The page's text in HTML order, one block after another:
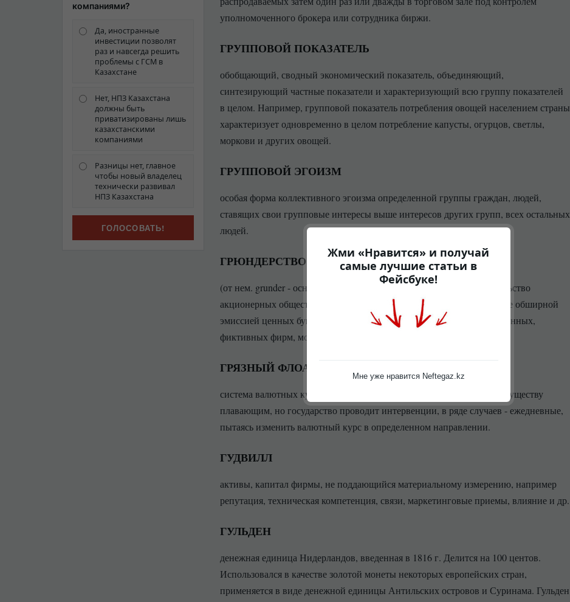
компаниями?
Да, иностранные
инвестиции позволят
раз и навсегда решить
проблемы с ГСМ в
Казахстане
Нет, НПЗ Казахстана
должны быть
приватизированы лишь
казахстанскими
компаниями
Разницы нет, главное
чтобы новый владелец
технически развивал
НПЗ Казахстана
уполномоченного брокера или сотрудника биржи.
ГРУППОВОЙ ПОКАЗАТЕЛЬ
обобщающий, сводный экономический показатель, объединяющий,
синтезирующий частные показатели и характеризующий всю группу показателей
в целом. Например, групповой показатель потребления овощей населением страны
характеризует одновременно в целом потребление капусты, огурцов, светлы,
моркови и других овощей.
ГРУППОВОЙ ЭГОИЗМ
особая форма коллективного эгоизма определенной группы граждан, людей,
ставящих свои групповые интересы выше интересов других групп, всех остальных
людей.
ГРЮНДЕРСТВО
(от нем. grunder - основатель) - массовое неупорядоченное учредительство
акционерных обществ, банков, страховых компаний, сопровождаемое обширной
эмиссией ценных бумаг, биржевыми спекуляциями, созданием временных,
фиктивных фирм, мошенничеством.
ГРЯЗНЫЙ ФЛОАТИНГ
система валютных курсов, при которой валютный курс является по существу
плавающим, но государство проводит интервенции, в ряде случаев - ежедневные,
пытаясь изменить валютный курс в определенном направлении.
ГУДВИЛЛ
активы, капитал фирмы, не поддающийся материальному измерению, например
репутация, техническая компетенция, связи, маркетинговые приемы, влияние и др.
ГУЛЬДЕН
денежная единица Нидерландов, введенная в 1816 г. Делится на 100 центов.
Использовался в качестве золотой монеты некоторых европейских стран,
применяется в виде денежной единицы Антильских островов и Суринама. Гульден
Жми «Нравится» и получай
самые лучшие статьи в
Фейсбуке!
Мне уже нравится Neftegaz.kz